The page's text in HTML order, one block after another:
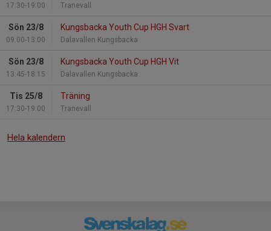
17:30-19:00 Tranevall
Sön 23/8
09:00-13:00
Kungsbacka Youth Cup HGH Svart
Dalavallen Kungsbacka
Sön 23/8
13:45-18:15
Kungsbacka Youth Cup HGH Vit
Dalavallen Kungsbacka
Tis 25/8
17:30-19:00
Träning
Tranevall
Hela kalendern